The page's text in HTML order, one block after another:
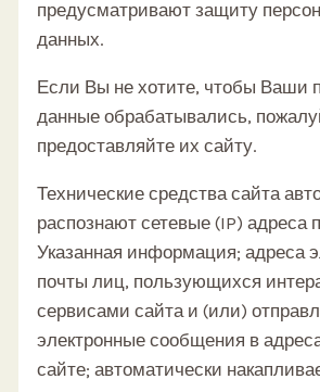
предусматривают защиту
данных.
Если Вы не хотите, чтобы Ваши
данные обрабатывались,
предоставляйте их сайту.
Технические средства сайта
распознают сетевые (IP) адреса
Указанная информация; адреса
почты лиц, пользующихся
сервисами сайта и (или)
электронные сообщения в
сайте; автоматически